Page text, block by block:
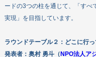
ードの3つの柱を通じて、「すべ
実現」を目指しています。
ラウンドテーブル２：どこに行
発表者：奥村 勇斗（ NPO法人ア